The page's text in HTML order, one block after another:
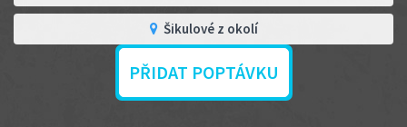
Šikulové z okolí
PŘIDAT POPTÁVKU